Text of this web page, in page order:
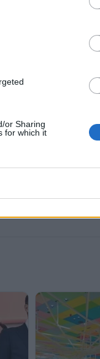
or Sharing
for which it